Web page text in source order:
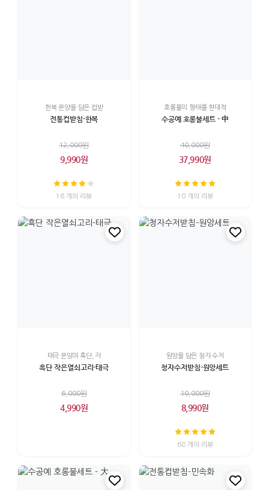
한복 문양을 담은 컵받
전통컵받침-한복
12,000원
9,990원
16 개의 리뷰
호롱불의 형태를 현대적
수공예 호롱불세트 - 中
40,000원
37,990원
10 개의 리뷰
태극 문양과 흑단, 자
흑단 작은열쇠고리-태극
6,000원
4,990원
원앙을 담은 청자 수저
청자수저받침-원앙세트
10,000원
8,990원
68 개의 리뷰